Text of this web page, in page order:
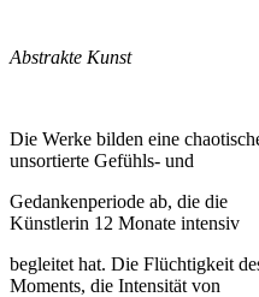
Abstrakte Kunst
Die Werke bilden eine
unsortierte Gefühls- und
Gedankenperiode ab, die die
Künstlerin 12 Monate intensiv
begleitet hat. Die Flüchtigkeit
Moments, die Intensität von